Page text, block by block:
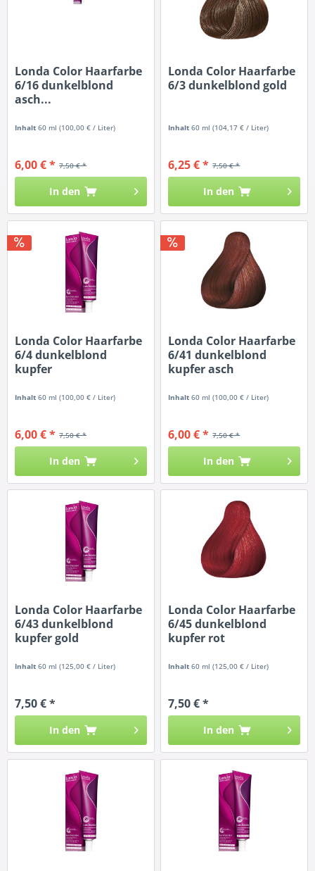
Londa Color Haarfarbe
6/16 dunkelblond
asch...
Inhalt60 ml(100,00 € / Liter)
7,50 € *
6,00 € *
In den
Londa Color Haarfarbe
6/3 dunkelblond gold
Inhalt60 ml(104,17 € / Liter)
7,50 € *
6,25 € *
In den
Londa Color Haarfarbe
6/4 dunkelblond
kupfer
Inhalt60 ml(100,00 € / Liter)
7,50 € *
6,00 € *
In den
Londa Color Haarfarbe
6/41 dunkelblond
kupfer asch
Inhalt60 ml(100,00 € / Liter)
7,50 € *
6,00 € *
In den
Londa Color Haarfarbe
6/43 dunkelblond
kupfer gold
Inhalt60 ml(125,00 € / Liter)
7,50 € *
In den
Londa Color Haarfarbe
6/45 dunkelblond
kupfer rot
Inhalt60 ml(125,00 € / Liter)
7,50 € *
In den